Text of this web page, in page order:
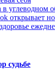
углеводном
открывает
судьбе